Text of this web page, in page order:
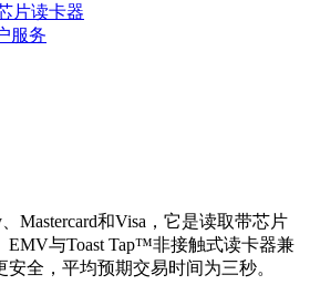
片读卡器
服务
Mastercard和Visa，它是读取带芯片
EMV与Toast Tap™非接触式读卡器兼
全，平均预期交易时间为三秒。